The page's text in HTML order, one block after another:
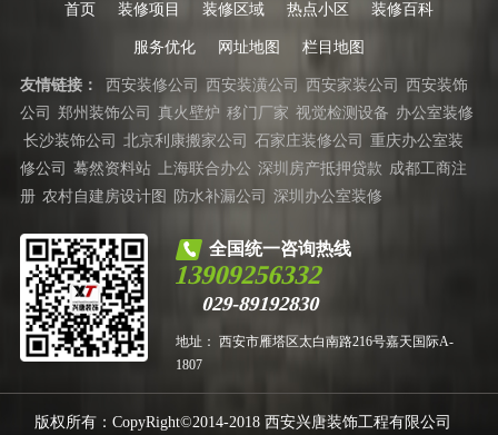
首页 装修项目 装修区域 热点小区 装修百科
服务优化 网址地图 栏目地图
友情链接： 西安装修公司 西安装潢公司 西安家装公司
西安装饰
公司
郑州装饰公司 真火壁炉 移门厂家 视觉检测设备 办公室装修
长沙装饰公司
北京利康搬家公司 石家庄装修公司
重庆办公室装
修公司
蓦然资料站 上海联合办公 深圳房产抵押贷款 成都工商注
册 农村自建房设计图 防水补漏公司 深圳办公室装修
全国统一咨询热线
13909256332
029-89192830
地址： 西安市雁塔区太白南路216号嘉天国际A-
1807
版权所有：CopyRight©2014-2018 西安兴唐装饰工程有限公司